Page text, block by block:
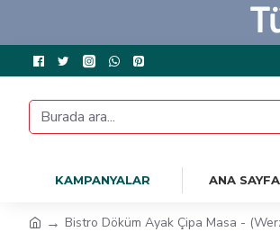
KAMPANYALAR ANA SAYFA
Bistro Döküm Ayak Çipa Masa -